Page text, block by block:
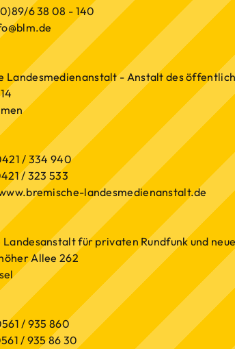
6 38 08 - 140
Landesmedienanstalt - Anstalt des
/ 334 940
/ 323 533
landesmedienanstalt.de
Landesanstalt für privaten Rundfunk und
Allee 262
/ 935 860
/ 935 86 30